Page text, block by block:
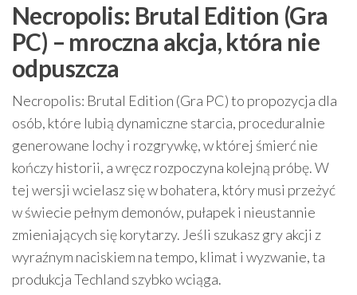
Necropolis: Brutal Edition (Gra
PC) – mroczna akcja, która nie
odpuszcza
Necropolis: Brutal Edition (Gra PC) to propozycja dla
osób, które lubią dynamiczne starcia, proceduralnie
generowane lochy i rozgrywkę, w której śmierć nie
kończy historii, a wręcz rozpoczyna kolejną próbę. W
tej wersji wcielasz się w bohatera, który musi przeżyć
w świecie pełnym demonów, pułapek i nieustannie
zmieniających się korytarzy. Jeśli szukasz gry akcji z
wyraźnym naciskiem na tempo, klimat i wyzwanie, ta
produkcja Techland szybko wciąga.